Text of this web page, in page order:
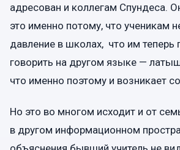
адресован и коллегам Спундеса.
это именно потому, что ученикам
давление в школах, что им теперь
говорить на другом языке —
что именно поэтому и возникает
Но это во многом исходит и от
в другом информационном